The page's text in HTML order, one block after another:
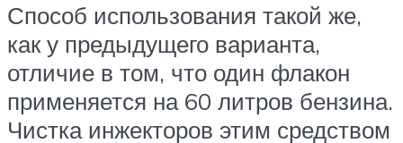
Способ использования такой же,
как у предыдущего варианта,
отличие в том, что один флакон
применяется на 60 литров бензина.
Чистка инжекторов этим средством